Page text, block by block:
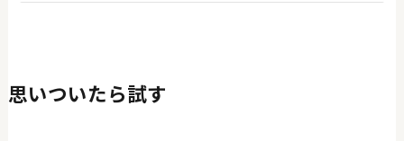
思いついたら試す